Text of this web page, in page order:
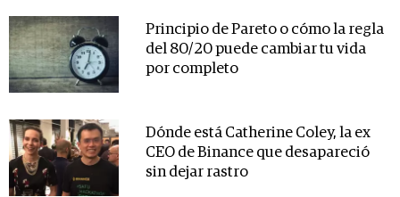
Principio de Pareto o cómo la regla
del 80/20 puede cambiar tu vida
por completo
Dónde está Catherine Coley, la ex
CEO de Binance que desapareció
sin dejar rastro